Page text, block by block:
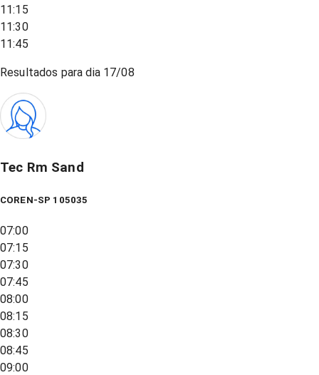
11:15
11:30
11:45
Resultados para dia 17/08
Tec Rm Sand
COREN-SP 105035
07:00
07:15
07:30
07:45
08:00
08:15
08:30
08:45
09:00